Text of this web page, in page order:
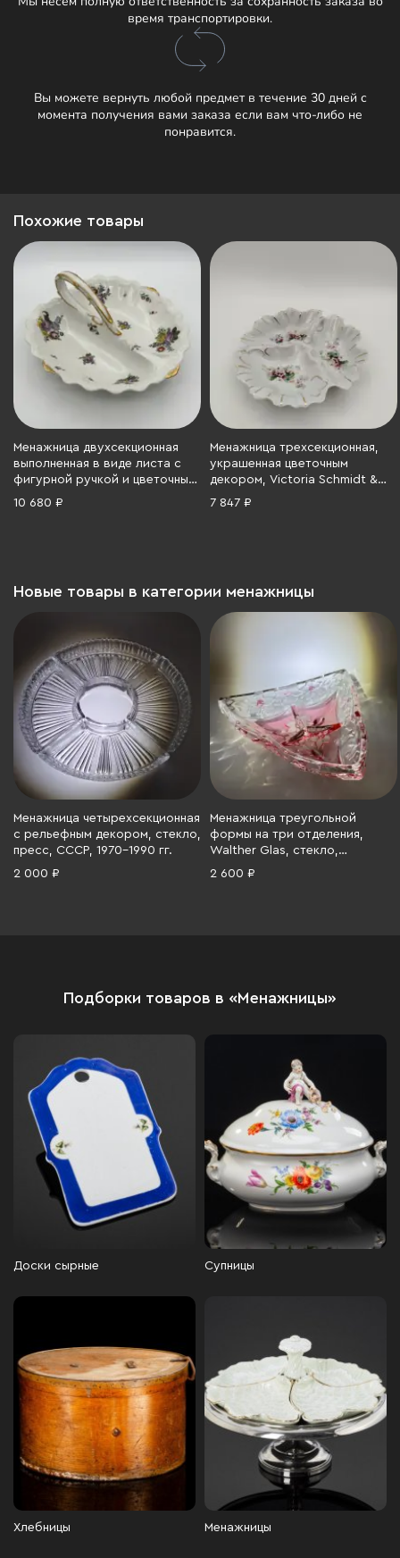
время транспортировки.
Вы можете вернуть любой предмет в течение 30 дней с
момента получения вами заказа если вам что-либо не
понравится.
Похожие товары
Менажница двухсекционная
выполненная в виде листа с
фигурной ручкой и цветочным
декором, мануфактура
10 680 ₽
Менажница трехсекционная,
украшенная цветочным
декором, Victoria Schmidt &
Co, фарфор, деколь,
7 847 ₽
Новые товары в категории менажницы
Менажница четырехсекционная
с рельефным декором, стекло,
пресс, СССР, 1970-1990 гг.
2 000 ₽
Менажница треугольной
формы на три отделения,
Walther Glas, стекло,
матирование, Германия, 1990-
2 600 ₽
Подборки товаров в «Менажницы»
Доски сырные Супницы
Хлебницы Менажницы